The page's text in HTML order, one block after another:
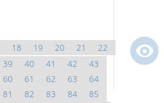
18 19 20 21
22
39 40 41 42
43
60 61 62 63
64
81 82 83 84
85